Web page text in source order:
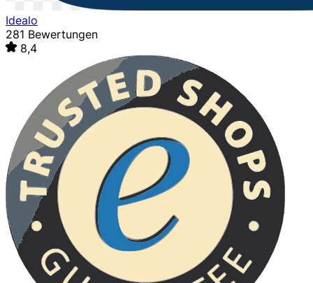
Idealo
281 Bewertungen
8,4